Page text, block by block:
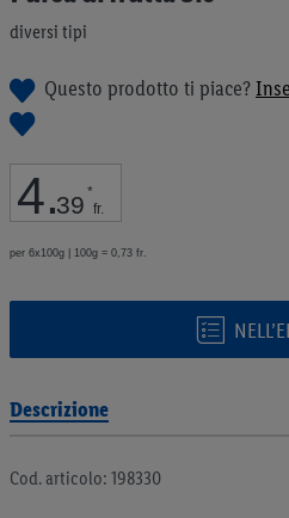
diversi tipi
Questo prodotto ti piace?
4.39 *
fr.
per 6x100g | 100g = 0,73 fr.
di
Descrizione
Cod. articolo: 198330